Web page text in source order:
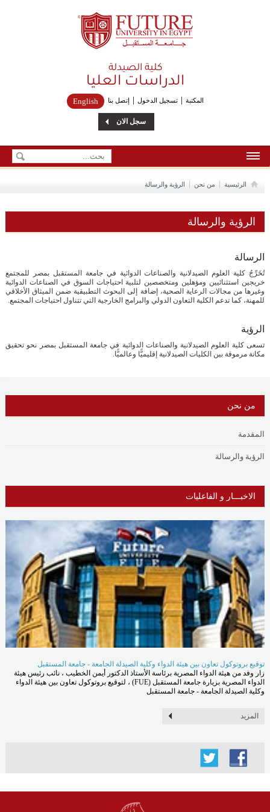
Future University
كلية الصيدلة
الدراسات العليا
المكتبة تسجيل الدخول إتصل بنا English
سجل الان
إتصل بنا
الرئيسية من نحن الرؤية والرسالة
الرؤية والرسالة
الرسالة
تُخَرِّجُ كلية العلوم الصيدلانية والصناعات الدوائية في جامعة المستقبل بمصر للمجتمع
خريجين استثنائيين ومؤهلين ومتخصصين لتلبية احتياجات السوق في الصناعات الدوائية
وغيرها من مجالات الرعاية الصحية، إضافة إلى البحوث التطبيقية ضمن الميثاق الأخلاقي
للمهنة، كما تدعم الكلية التعاون الدولي والبرامج الخارجية التي تتناول احتياجات المجتمع.
الرؤية
تسعى كلية العلوم الصيدلانية والصناعات الدوائية في جامعة المستقبل بمصر نحو تحقيق
مكانة مرموقة بين الكليات الصيدلانية إقليميًّا وعالميًّا.
من نحن
المقدمة
الرؤية والرسالة
الاخبـــار و الفاعليات
توقيع بروتوكول تعاون بين هيئة الدواء وكلية الصيدلة الجامعة - جامعة المستقبل
زار وفد من هيئة الدواء المصرية برئاسة الأستاذ الدكتور أيمن الخطيب ، نائب رئيس هيئة
الدواء المصرية بزيارة جامعة المستقبل (FUE) ، لتوقيع بروتوكول تعاون بين هيئة الدواء
وكلية الصيدلة الجامعة - جامعة المستقبل
المزيد